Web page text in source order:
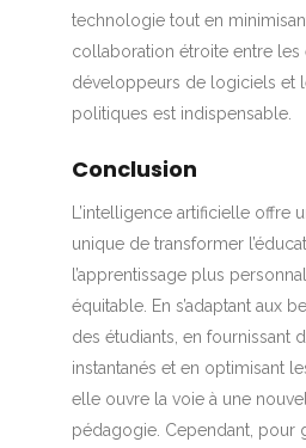
technologie tout en
collaboration étroite entre les
développeurs de logiciels et
politiques est indispensable.
Conclusion
L’intelligence artificielle offre
unique de transformer
l’apprentissage plus
équitable. En s’adaptant aux
des étudiants, en fournissant
instantanés et en optimisant
elle ouvre la voie à une
pédagogie. Cependant, pour